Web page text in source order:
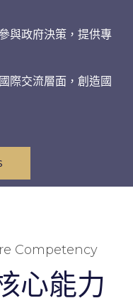
與政府決策，提供專
際交流層面，創造國
Competency
心能力